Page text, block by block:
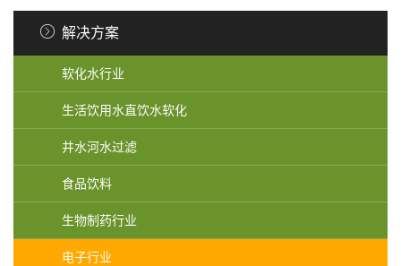
解决方案
软化水行业
生活饮用水直饮水软化
井水河水过滤
食品饮料
生物制药行业
电子行业